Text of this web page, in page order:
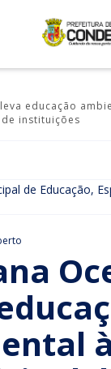
educação
instituições
de Educação,